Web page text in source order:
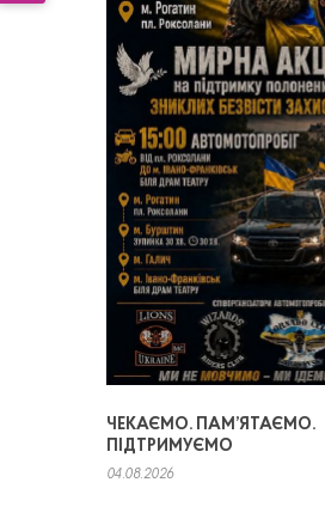
ЧЕКАЄМО. ПАМ’ЯТАЄМО.
ПІДТРИМУЄМО
04.08.2026